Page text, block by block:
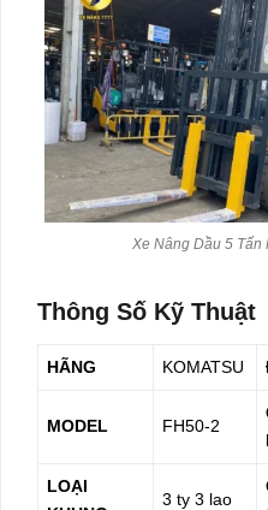
Xe Nâng Dầu 5 Tấn
Thông Số Kỹ Thuật
HÃNG KOMATSU
MODEL FH50-2
LOẠI
3 ty 3 lao